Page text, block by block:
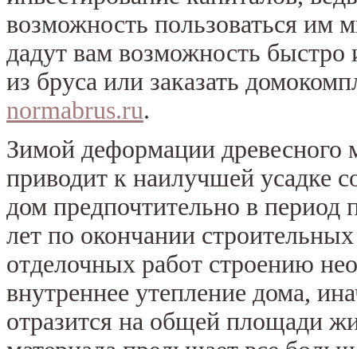
возможность пользоваться им
дадут вам возможность быстро
из бруса или заказать
normabrus.ru.
Зимой деформации древесного
приводит к наилучшей усадке
дом предпочтительно в
лет по окончании
отделочных работ строению
внутреннее утепление дома,
отразится на общей площади